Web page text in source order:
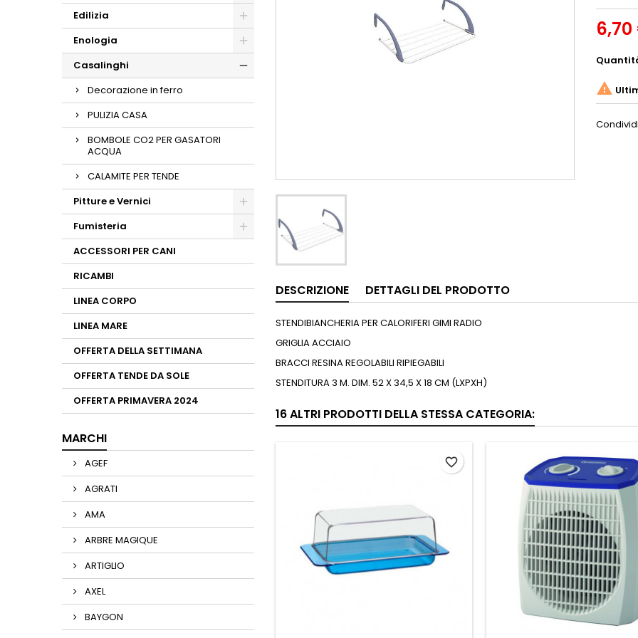
Edilizia
Enologia
Casalinghi
Decorazione in ferro
PULIZIA CASA
BOMBOLE CO2 PER GASATORI
ACQUA
CALAMITE PER TENDE
Pitture e Vernici
Fumisteria
ACCESSORI PER CANI
RICAMBI
LINEA CORPO
LINEA MARE
OFFERTA DELLA SETTIMANA
OFFERTA TENDE DA SOLE
OFFERTA PRIMAVERA 2024
MARCHI
AGEF
AGRATI
AMA
ARBRE MAGIQUE
ARTIGLIO
AXEL
BAYGON

Condividi
DESCRIZIONE DETTAGLI DEL PRODOTTO
STENDIBIANCHERIA PER CALORIFERI GIMI RADIO
GRIGLIA ACCIAIO
BRACCI RESINA REGOLABILI RIPIEGABILI
STENDITURA 3 M. DIM. 52 X 34,5 X 18 CM (LXPXH)
16 ALTRI PRODOTTI DELLA STESSA CATEGORIA:
favorite_border